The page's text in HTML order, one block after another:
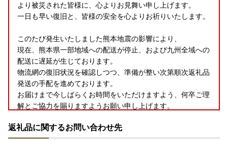
より被災された皆様に、心よりお見舞い申し上げます。
一日も早い復旧と、皆様の安全を心よりお祈りいたします。
このたび発生いたしました熊本地震の影響により、
現在、熊本県一部地域への配送が停止、および九州全域への
配送に遅延が生じております。
物流網の復旧状況を確認しつつ、準備が整い次第順次返礼品
発送の手配を進めております。
お届けまで今しばらくお時間をいただけますよう、何卒ご理
解とご協力を賜りますようお願い申し上げます。
返礼品に関するお問い合わせ先